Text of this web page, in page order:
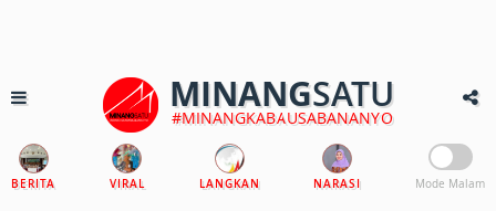
MINANGSATU
#MINANGKABAUSABANANYO
BERITA VIRAL LANGKAN NARASI Mode Malam